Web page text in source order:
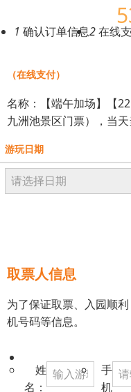
1 确认订单信息2在线
（在线支付）
名称：【端午加场】【
九洲池景区门票），当
游玩日期
取票人信息
为了保证取票、入园顺
机号码等信息。
姓
名：
手
机